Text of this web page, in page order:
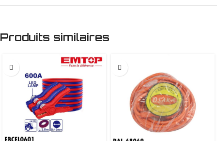
Produits similaires